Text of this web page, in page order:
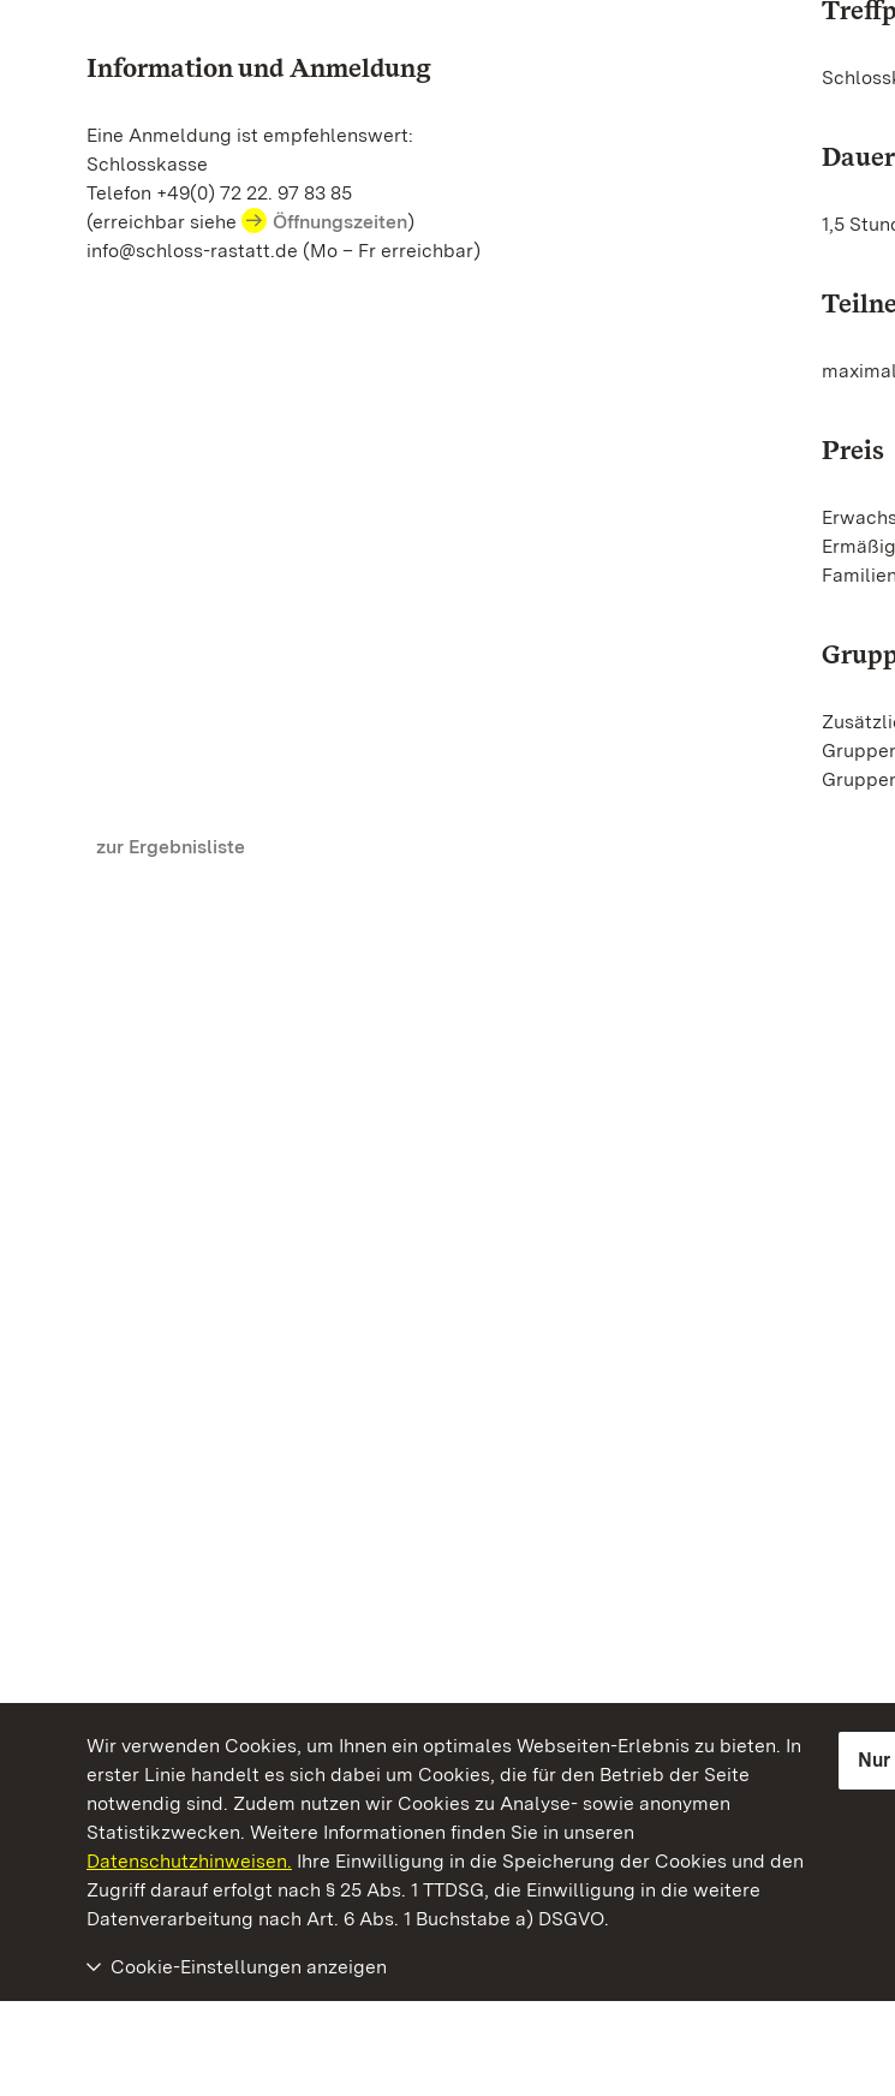
Wir verwenden Cookies, um Ihnen ein optimales Webseiten-Erlebnis zu bieten. In
erster Linie handelt es sich dabei um Cookies, die für den Betrieb der Seite
notwendig sind. Zudem nutzen wir Cookies zu Analyse- sowie anonymen
Statistikzwecken. Weitere Informationen finden Sie in unseren
Datenschutzhinweisen. Ihre Einwilligung in die Speicherung der Cookies und den
Zugriff darauf erfolgt nach § 25 Abs. 1 TTDSG, die Einwilligung in die weitere
Datenverarbeitung nach Art. 6 Abs. 1 Buchstabe a) DSGVO.
Cookie-Einstellungen anzeigen
Information und Anmeldung
Eine Anmeldung ist empfehlenswert:
Schlosskasse
Telefon +49(0) 72 22. 97 83 85
(erreichbar siehe
Öffnungszeiten)
info@schloss-rastatt.de (Mo – Fr erreichbar)
Dauer
1,5
Preis
zur Ergebnisliste
Kommen. Staunen. Genießen.